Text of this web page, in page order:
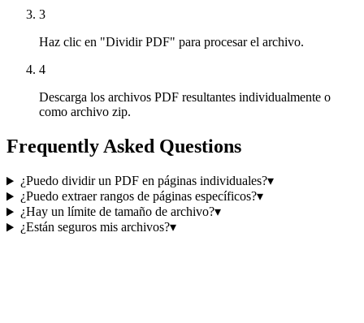
3
Haz clic en "Dividir PDF" para procesar el archivo.
4
Descarga los archivos PDF resultantes individualmente o
como archivo zip.
Frequently Asked Questions
¿Puedo dividir un PDF en páginas individuales?▾
¿Puedo extraer rangos de páginas específicos?▾
¿Hay un límite de tamaño de archivo?▾
¿Están seguros mis archivos?▾